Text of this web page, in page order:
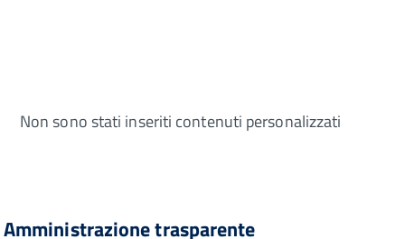
Non sono stati inseriti contenuti personalizzati
Amministrazione trasparente